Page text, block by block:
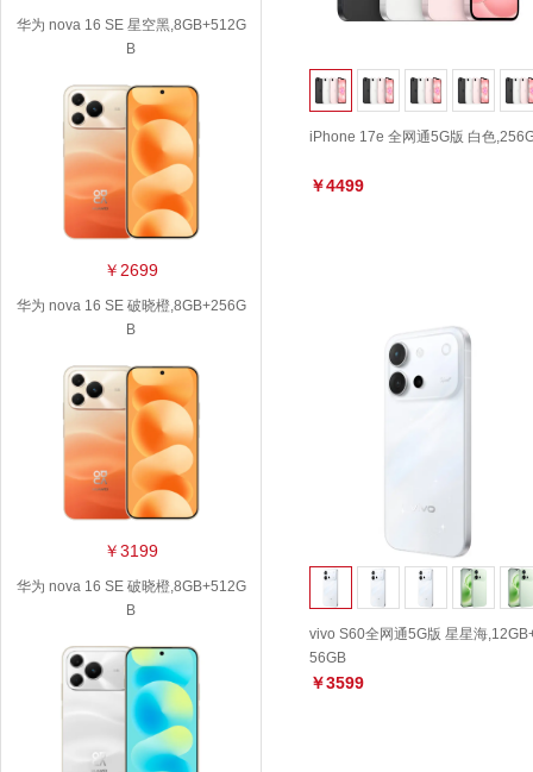
华为 nova 16 SE 星空黑,8GB+512G
B
￥2699
华为 nova 16 SE 破晓橙,8GB+256G
B
￥3199
华为 nova 16 SE 破晓橙,8GB+512G
B
iPhone 17e 全网通5G版 白色
￥4499
vivo S60全网通5G版 星星海
56GB
￥3599